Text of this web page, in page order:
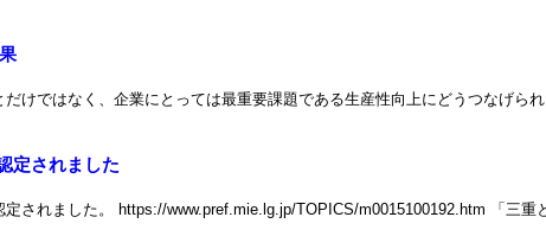
けではなく、企業にとっては最重要課題である生産性向上にどうつなげら
定されました
されました。 https://www.pref.mie.lg.jp/TOPICS/m0015100192.htm 「三